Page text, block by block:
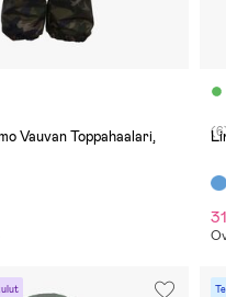
Vauvan Toppahaalari,